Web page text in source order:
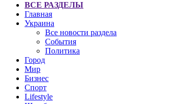
ВСЕ РАЗДЕЛЫ
Главная
Украина
Все новости раздела
События
Политика
Город
Мир
Бизнес
Спорт
Lifestyle